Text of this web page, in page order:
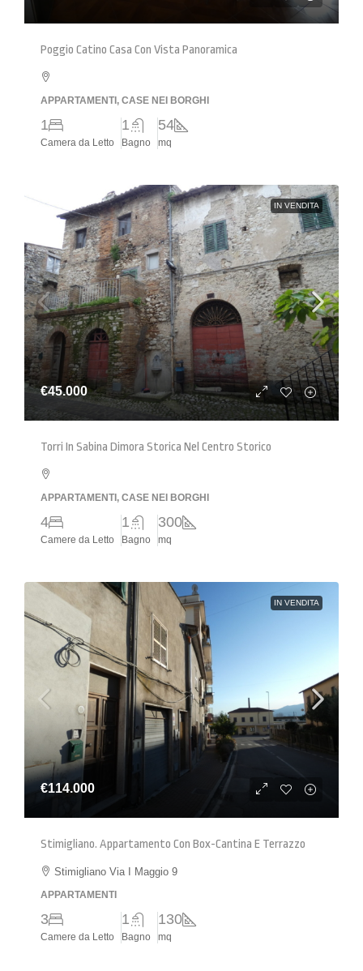
Poggio Catino Casa Con Vista Panoramica
APPARTAMENTI, CASE NEI BORGHI
1
Camera da Letto
1
Bagno
54
mq
IN VENDITA
€45.000
Torri In Sabina Dimora Storica Nel Centro Storico
APPARTAMENTI, CASE NEI BORGHI
4
Camere da Letto
1
Bagno
300
mq
IN VENDITA
€114.000
Stimigliano. Appartamento Con Box-Cantina E Terrazzo
Stimigliano Via I Maggio 9
APPARTAMENTI
3
Camere da Letto
1
Bagno
130
mq